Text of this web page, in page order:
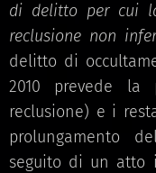
di delitto per cui
reclusione non
delitto di
2010 prevede
reclusione) e i
prolungamento
seguito di un atto